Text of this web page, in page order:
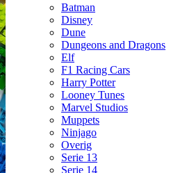
Batman
Disney
Dune
Dungeons and Dragons
Elf
F1 Racing Cars
Harry Potter
Looney Tunes
Marvel Studios
Muppets
Ninjago
Overig
Serie 13
Serie 14